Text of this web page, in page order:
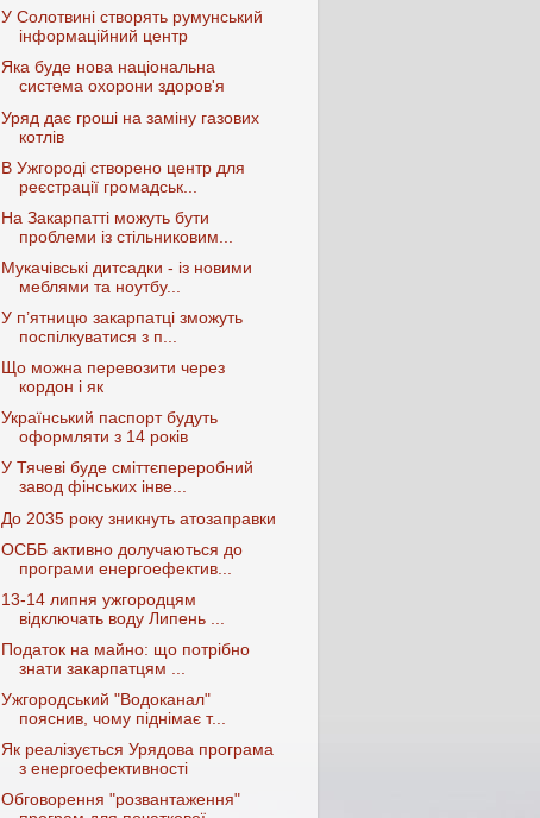
У Солотвині створять румунський
інформаційний центр
Яка буде нова національна
система охорони здоров'я
Уряд дає гроші на заміну газових
котлів
В Ужгороді створено центр для
реєстрації громадськ...
На Закарпатті можуть бути
проблеми із стільниковим...
Мукачівські дитсадки - із новими
меблями та ноутбу...
У п’ятницю закарпатці зможуть
поспілкуватися з п...
Що можна перевозити через
кордон і як
Український паспорт будуть
оформляти з 14 років
У Тячеві буде сміттєпереробний
завод фінських інве...
До 2035 року зникнуть атозаправки
ОСББ активно долучаються до
програми енергоефектив...
13-14 липня ужгородцям
відключать воду Липень ...
Податок на майно: що потрібно
знати закарпатцям ...
Ужгородський "Водоканал"
пояснив, чому піднімає т...
Як реалізується Урядова програма
з енергоефективності
Обговорення "розвантаження"